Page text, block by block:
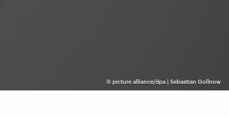
© picture alliance/dpa | Sebastian Gollnow